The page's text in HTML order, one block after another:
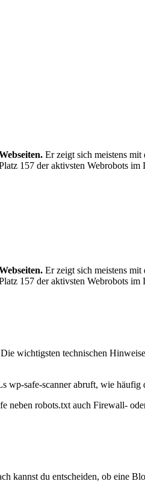
Er zeigt sich meistens
157 der aktivsten Webrobots im
Er zeigt sich meistens
157 der aktivsten Webrobots im
wichtigsten technischen
wp-safe-scanner abruft, wie
neben robots.txt auch Firewall-
kannst du entscheiden, ob eine